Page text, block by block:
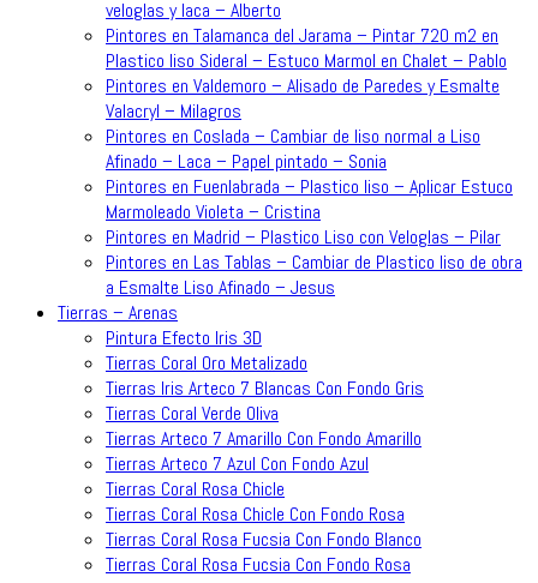
veloglas y laca – Alberto
Pintores en Talamanca del Jarama – Pintar 720 m2 en
Plastico liso Sideral – Estuco Marmol en Chalet – Pablo
Pintores en Valdemoro – Alisado de Paredes y Esmalte
Valacryl – Milagros
Pintores en Coslada – Cambiar de liso normal a Liso
Afinado – Laca – Papel pintado – Sonia
Pintores en Fuenlabrada – Plastico liso – Aplicar Estuco
Marmoleado Violeta – Cristina
Pintores en Madrid – Plastico Liso con Veloglas – Pilar
Pintores en Las Tablas – Cambiar de Plastico liso de obra
a Esmalte Liso Afinado – Jesus
Tierras – Arenas
Pintura Efecto Iris 3D
Tierras Coral Oro Metalizado
Tierras Iris Arteco 7 Blancas Con Fondo Gris
Tierras Coral Verde Oliva
Tierras Arteco 7 Amarillo Con Fondo Amarillo
Tierras Arteco 7 Azul Con Fondo Azul
Tierras Coral Rosa Chicle
Tierras Coral Rosa Chicle Con Fondo Rosa
Tierras Coral Rosa Fucsia Con Fondo Blanco
Tierras Coral Rosa Fucsia Con Fondo Rosa